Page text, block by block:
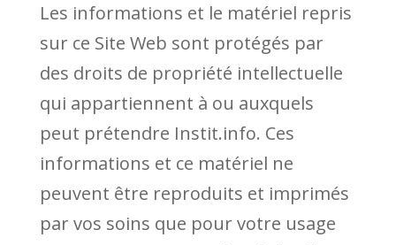
Les informations et le matériel repris
sur ce Site Web sont protégés par
des droits de propriété intellectuelle
qui appartiennent à ou auxquels
peut prétendre Instit.info. Ces
informations et ce matériel ne
peuvent être reproduits et imprimés
par vos soins que pour votre usage